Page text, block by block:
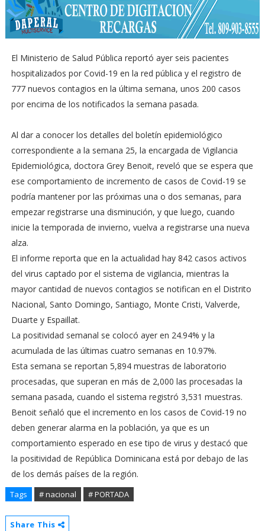
El Ministerio de Salud Pública reportó ayer seis pacientes
hospitalizados por Covid-19 en la red pública y el registro de
777 nuevos contagios en la última semana, unos 200 casos
por encima de los notificados la semana pasada.
Al dar a conocer los detalles del boletín epidemiológico
correspondiente a la semana 25, la encargada de Vigilancia
Epidemiológica, doctora Grey Benoit, reveló que se espera que
ese comportamiento de incremento de casos de Covid-19 se
podría mantener por las próximas una o dos semanas, para
empezar registrarse una disminución, y que luego, cuando
inicie la temporada de invierno, vuelva a registrarse una nueva
alza.
El informe reporta que en la actualidad hay 842 casos activos
del virus captado por el sistema de vigilancia, mientras la
mayor cantidad de nuevos contagios se notifican en el Distrito
Nacional, Santo Domingo, Santiago, Monte Cristi, Valverde,
Duarte y Espaillat.
La positividad semanal se colocó ayer en 24.94% y la
acumulada de las últimas cuatro semanas en 10.97%.
Esta semana se reportan 5,894 muestras de laboratorio
procesadas, que superan en más de 2,000 las procesadas la
semana pasada, cuando el sistema registró 3,531 muestras.
Benoit señaló que el incremento en los casos de Covid-19 no
deben generar alarma en la población, ya que es un
comportamiento esperado en ese tipo de virus y destacó que
la positividad de República Dominicana está por debajo de las
de los demás países de la región.
Tags # nacional # PORTADA
Share This